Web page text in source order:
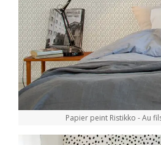
Papier peint Ristikko - Au